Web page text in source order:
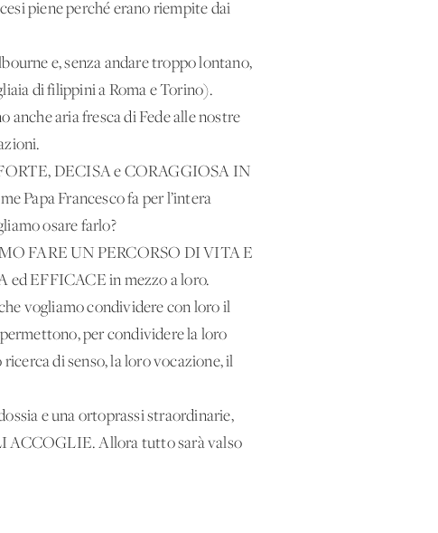
piene perché erano riempite dai
e, senza andare troppo lontano,
di filippini a Roma e Torino).
anche aria fresca di Fede alle nostre
DECISA e CORAGGIOSA IN
Francesco fa per l’intera
osare farlo?
FARE UN PERCORSO DI VITA E
EFFICACE in mezzo a loro.
vogliamo condividere con loro il
per condividere la loro
di senso, la loro vocazione, il
e una ortoprassi straordinarie,
ACCOGLIE. Allora tutto sarà valso